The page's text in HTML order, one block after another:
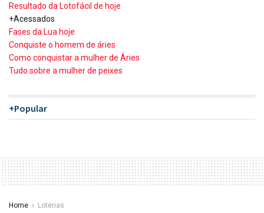
Resultado da Lotofácil de hoje
+Acessados
Fases da Lua hoje
Conquiste o homem de áries
Como conquistar a mulher de Áries
Tudo sobre a mulher de peixes
+Popular
Home Loterias